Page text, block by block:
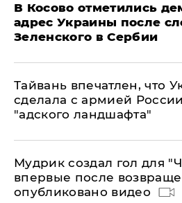
В Косово отметились
адрес Украины после
Зеленского в Сербии
Тайвань впечатлен, что
сделала с армией
"адского ландшафта"
Мудрик создал гол для
впервые после
опубликовано видео